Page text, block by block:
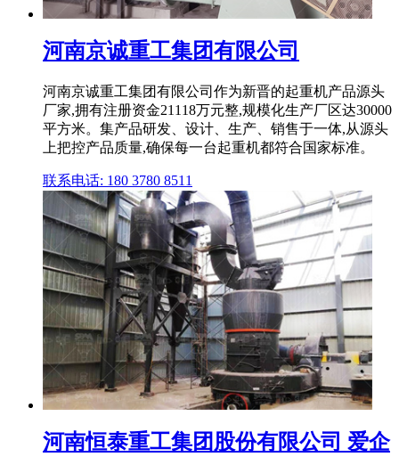
河南京诚重工集团有限公司
河南京诚重工集团有限公司作为新晋的起重机产品源头
厂家,拥有注册资金21118万元整,规模化生产厂区达30000
平方米。集产品研发、设计、生产、销售于一体,从源头
上把控产品质量,确保每一台起重机都符合国家标准。
联系电话: 180 3780 8511
河南恒泰重工集团股份有限公司 爱企